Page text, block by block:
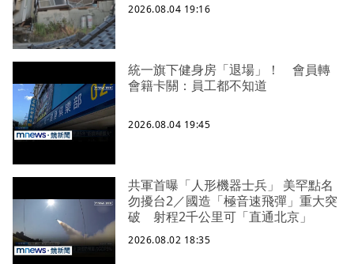
2026.08.04 19:16
統一旗下健身房「退場」！ 會員轉
會籍卡關：員工都不知道
2026.08.04 19:45
共軍首曝「人形機器士兵」 美罕點名
勿擾台2／國造「極音速飛彈」重大突
破 射程2千公里可「直通北京」
2026.08.02 18:35